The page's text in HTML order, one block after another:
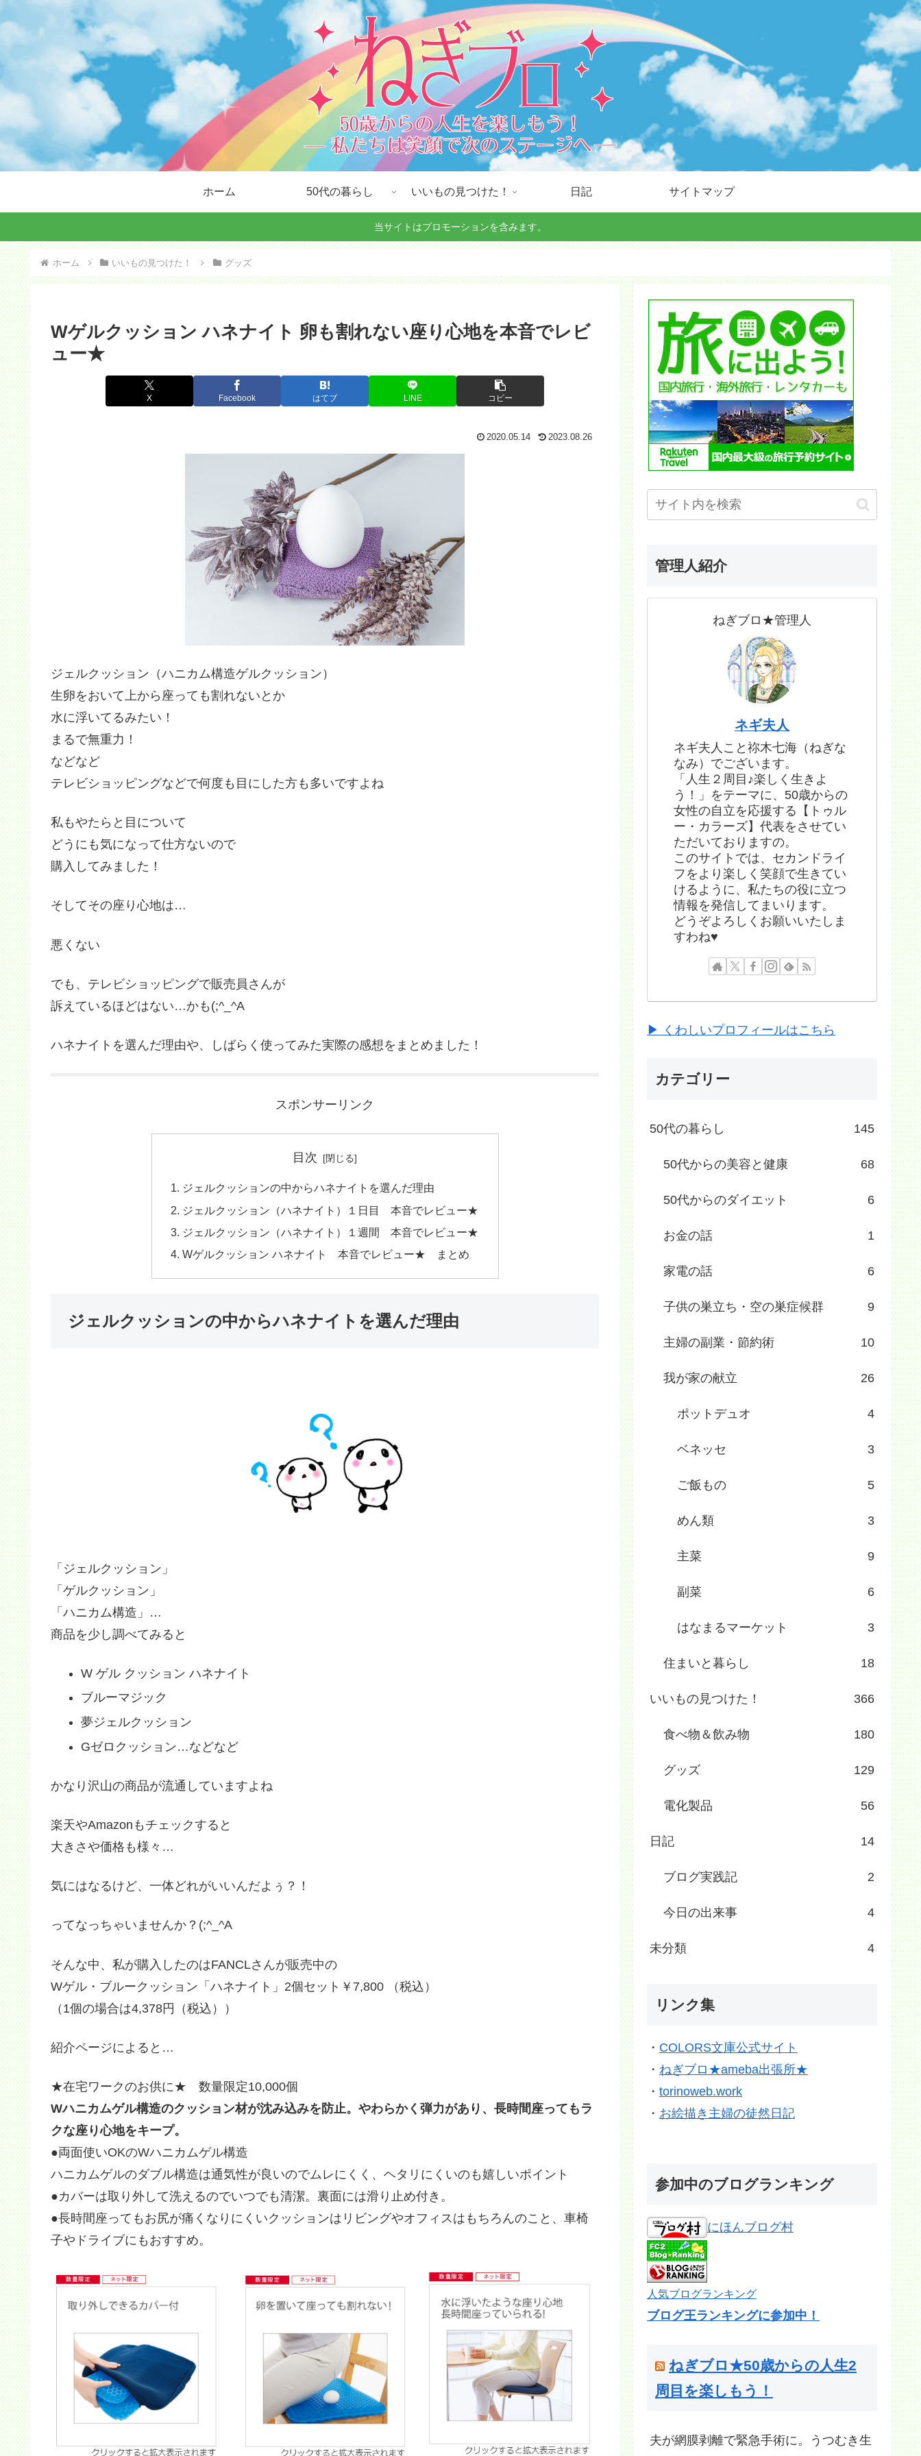
ホーム 50代の暮らし いいもの見つけた！ 日記 サイトマップ
当サイトはプロモーションを含みます。
ホーム いいもの見つけた！ グッズ
Wゲルクッション ハネナイト 卵も割れない座り心地を本音でレビ
ュー★
X Facebook はてブ LINE コピー
2020.05.14 2023.08.26
ジェルクッション（ハニカム構造ゲルクッション）
生卵をおいて上から座っても割れないとか
水に浮いてるみたい！
まるで無重力！
などなど
テレビショッピングなどで何度も目にした方も多いですよね
私もやたらと目について
どうにも気になって仕方ないので
購入してみました！
そしてその座り心地は…
悪くない
でも、テレビショッピングで販売員さんが
訴えているほどはない…かも(;^_^A
ハネナイトを選んだ理由や、しばらく使ってみた実際の感想をまとめました！
スポンサーリンク
目次
ジェルクッションの中からハネナイトを選んだ理由
ジェルクッション（ハネナイト）１日目 本音でレビュー★
ジェルクッション（ハネナイト）１週間 本音でレビュー★
Wゲルクッション ハネナイト 本音でレビュー★ まとめ
ジェルクッションの中からハネナイトを選んだ理由
「ジェルクッション」
「ゲルクッション」
「ハニカム構造」…
商品を少し調べてみると
W ゲル クッション ハネナイト
ブルーマジック
夢ジェルクッション
Gゼロクッション…などなど
かなり沢山の商品が流通していますよね
楽天やAmazonもチェックすると
大きさや価格も様々…
気にはなるけど、一体どれがいいんだよぅ？！
ってなっちゃいませんか？(;^_^A
そんな中、私が購入したのはFANCLさんが販売中の
Wゲル・ブルークッション「ハネナイト」2個セット￥7,800 （税込）
（1個の場合は4,378円（税込））
紹介ページによると…
★在宅ワークのお供に★ 数量限定10,000個
Wハニカムゲル構造のクッション材が沈み込みを防止。やわらかく弾力があり、長時間座ってもラ
クな座り心地をキープ。
●両面使いOKのWハニカムゲル構造
ハニカムゲルのダブル構造は通気性が良いのでムレにくく、ヘタリにくいのも嬉しいポイント
●カバーは取り外して洗えるのでいつでも清潔。裏面には滑り止め付き。
●長時間座ってもお尻が痛くなりにくいクッションはリビングやオフィスはもちろんのこと、車椅
子やドライブにもおすすめ。
管理人紹介
ねぎブロ★管理人
ネギ夫人
ネギ夫人こと祢木七海（ねぎな
なみ）でございます。
「人生２周目♪楽しく生きよ
う！」をテーマに、50歳からの
女性の自立を応援する【トゥル
ー・カラーズ】代表をさせてい
ただいておりますの。
このサイトでは、セカンドライ
フをより楽しく笑顔で生きてい
けるように、私たちの役に立つ
情報を発信してまいります。
どうぞよろしくお願いいたしま
すわね♥
▶ くわしいプロフィールはこちら
カテゴリー
50代の暮らし 145
50代からの美容と健康 68
50代からのダイエット 6
お金の話 1
家電の話 6
子供の巣立ち・空の巣症候群 9
主婦の副業・節約術 10
我が家の献立 26
ポットデュオ 4
ベネッセ 3
ご飯もの 5
めん類 3
主菜 9
副菜 6
はなまるマーケット 3
住まいと暮らし 18
いいもの見つけた！ 366
食べ物＆飲み物 180
グッズ 129
電化製品 56
日記 14
ブログ実践記 2
今日の出来事 4
未分類 4
リンク集
・ COLORS文庫公式サイト
・ ねぎブロ★ameba出張所★
・ torinoweb.work
・ お絵描き主婦の徒然日記
参加中のブログランキング
にほんブログ村
人気ブログランキング
ブログ王ランキングに参加中！
ねぎブロ★50歳からの人生2
周目を楽しもう！
夫が網膜剥離で緊急手術に。うつむき生